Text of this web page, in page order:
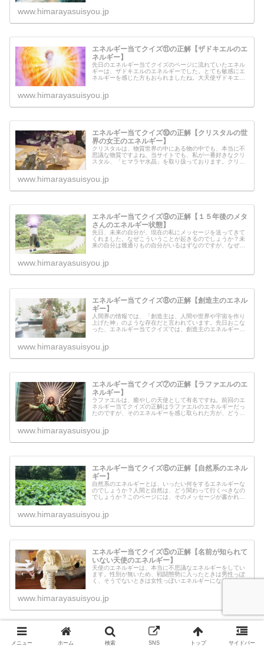
www.himarayasuisyou.jp
エネルギー当てクイズ⑪の正解【ザドキエルのエ
ネルギー】
先日のエネルギー当てクイズのページに流れていたエネル
ギーは、ザドキエルのエネルギーでした。とても敏感にエ
ネルギーを感じた方もおられましたね。大天使ザドキエル
www.himarayasuisyou.jp
エネルギー当てクイズ⑩の正解【クリスタルの世
界の女王のエネルギー】
クリスタルは、物質世界の中にある物の中でも、本当に不
思議な物質ですよね。当サイトでも、私が一番好きなクリ
スタル、「ヒマラヤ水晶」を取り扱っております。クリス
www.himarayasuisyou.jp
エネルギー当てクイズ⑨の正解【１５年後のメタ
さんのエネルギー状態】
先日、未来の自分が、現在の私にメッセージを送ってきて
くれました。なぜこういうことが起きるのでしょうか？未
来の自分は幾通りもの自分がいるはずなのですが、なぜ限
www.himarayasuisyou.jp
エネルギー当てクイズ⑧の正解【創造主のエネル
ギー】
人間界の情報では、「創造主は、人間や世界や宇宙を作り
上げた神」のような存在だと言われています。先日おこな
った、エネルギー当てクイズでは、創造主のエネルギーを
www.himarayasuisyou.jp
エネルギー当てクイズ⑦の正解【ラファエルのエ
ネルギー】
ラファエルは、癒やしの天使として有名ですね。前回のエ
ネルギー当てクイズの正解はラファエルのエネルギーだっ
たのですが、そのエネルギーを感じ取られた方が、どうい
www.himarayasuisyou.jp
エネルギー当てクイズ⑥の正解【自然系のエネル
ギー】
自然系のエネルギーとは、いったい何をするエネルギーな
のでしょうか？人間と自然は、どう関わって行くべきなの
でしょうか？このページには、そのメッセージが書かれて
www.himarayasuisyou.jp
エネルギー当てクイズ⑤の正解【名前が知られて
いない天使のエネルギー】
天使のエネルギーは、本当に不思議なエネルギーをしてい
ます。性別が無いため、戦闘態勢に入ったときは男性っぽ
く、そうでないときは女性っぽいエネルギーになります。
www.himarayasuisyou.jp
エネルギー当てクイズ④の正解【地球の中心から
引っ張り上げてきたグラウンディングのエネルギ
メニュー ホーム 検索 SNS トップ サイドバー